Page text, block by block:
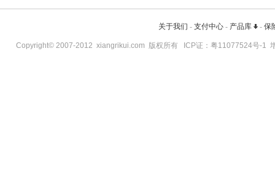
关于我们 - 支付中心- 产品库 - 保
Copyright© 2007-2012 xiangrikui.com 版权所有 ICP证： 粤11077524号-1